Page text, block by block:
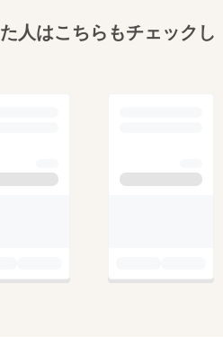
人はこちらもチェックし